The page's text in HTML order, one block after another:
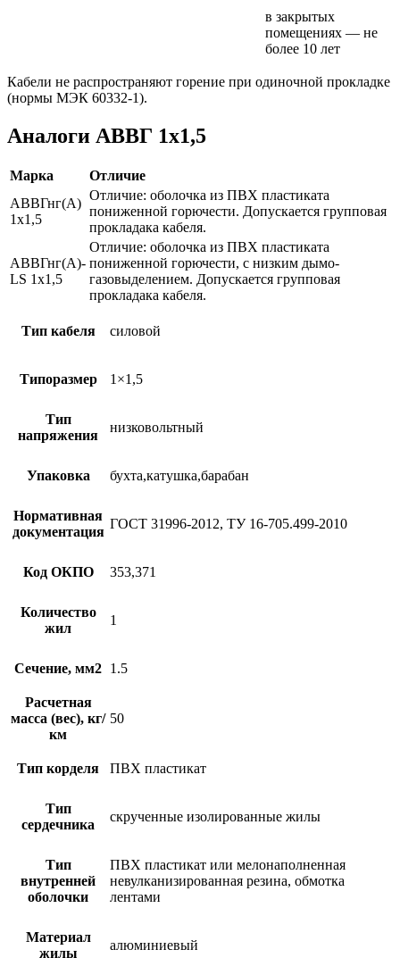
в закрытых
помещениях — не
более 10 лет
Кабели не распространяют горение при одиночной прокладке
(нормы МЭК 60332-1).
Аналоги АВВГ 1х1,5
Марка
Отличие
АВВГнг(А)
1х1,5
Отличие: оболочка из ПВХ пластиката
пониженной горючести. Допускается групповая
прокладака кабеля.
АВВГнг(А)-
LS 1х1,5
Отличие: оболочка из ПВХ пластиката
пониженной горючести, с низким дымо-
газовыделением. Допускается групповая
прокладака кабеля.
Тип кабеля силовой
Типоразмер 1×1,5
Тип
напряжения
низковольтный
Упаковка бухта,катушка,барабан
Нормативная
документация
ГОСТ 31996-2012, ТУ 16-705.499-2010
Код ОКПО 353,371
Количество
жил
1
Сечение, мм2 1.5
Расчетная
масса (вес), кг/
км
50
Тип корделя ПВХ пластикат
Тип
сердечника
скрученные изолированные жилы
Тип
внутренней
оболочки
ПВХ пластикат или мелонаполненная
невулканизированная резина, обмотка
лентами
Материал
жилы
алюминиевый